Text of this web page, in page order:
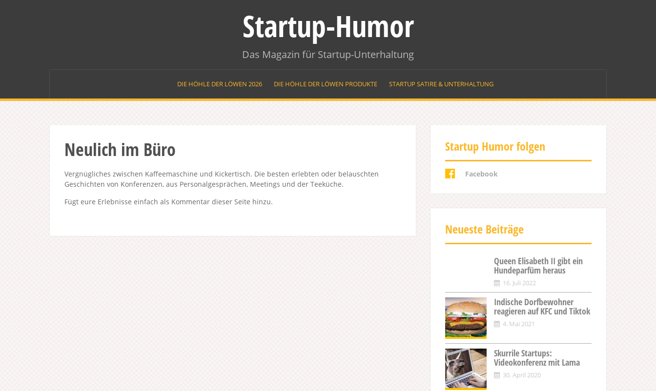
Startup-Humor
Das Magazin für Startup-Unterhaltung
DIE HÖHLE DER LÖWEN 2026 DIE HÖHLE DER LÖWEN PRODUKTE STARTUP SATIRE & UNTERHALTUNG
Neulich im Büro
Vergnügliches zwischen Kaffeemaschine und Kickertisch. Die besten erlebten oder belauschten
Geschichten von Konferenzen, aus Personalgesprächen, Meetings und der Teeküche.
Fügt eure Erlebnisse einfach als Kommentar dieser Seite hinzu.
Startup Humor folgen
Facebook
Neueste Beiträge
Queen Elisabeth II gibt ein
Hundeparfüm heraus
16. Juli 2022
Indische Dorfbewohner
reagieren auf KFC und Tiktok
4. Mai 2021
Skurrile Startups:
Videokonferenz mit Lama
30. April 2020